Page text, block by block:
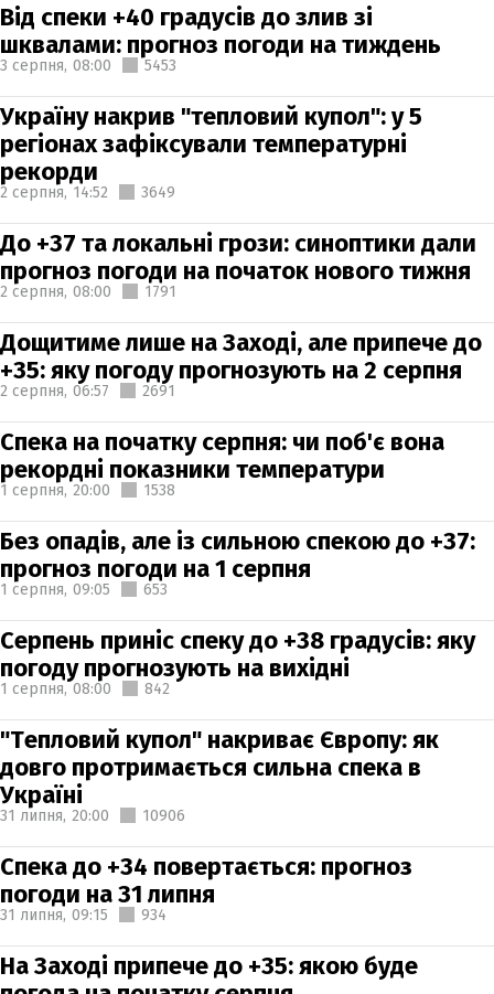
Від спеки +40 градусів до злив зі
шквалами: прогноз погоди на тиждень
3 серпня, 08:00 5453
Україну накрив "тепловий купол": у 5
регіонах зафіксували температурні
рекорди
2 серпня, 14:52 3649
До +37 та локальні грози: синоптики дали
прогноз погоди на початок нового тижня
2 серпня, 08:00 1791
Дощитиме лише на Заході, але припече до
+35: яку погоду прогнозують на 2 серпня
2 серпня, 06:57 2691
Спека на початку серпня: чи поб'є вона
рекордні показники температури
1 серпня, 20:00 1538
Без опадів, але із сильною спекою до +37:
прогноз погоди на 1 серпня
1 серпня, 09:05 653
Серпень приніс спеку до +38 градусів: яку
погоду прогнозують на вихідні
1 серпня, 08:00 842
"Тепловий купол" накриває Європу: як
довго протримається сильна спека в
Україні
31 липня, 20:00 10906
Спека до +34 повертається: прогноз
погоди на 31 липня
31 липня, 09:15 934
На Заході припече до +35: якою буде